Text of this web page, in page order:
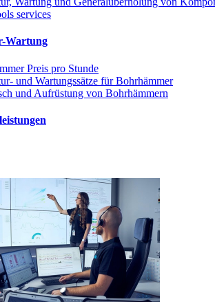
services
Wartung
Preis pro Stunde
und Wartungssätze für Bohrhämmer
und Aufrüstung von Bohrhämmern